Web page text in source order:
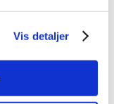
Vis detaljer
grund af